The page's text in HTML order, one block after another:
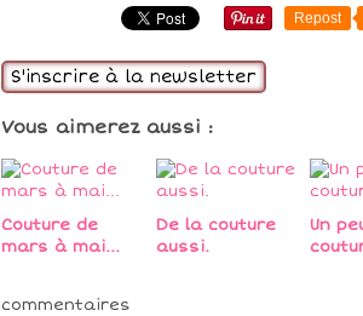
Repost
S'inscrire à la newsletter
Vous aimerez aussi :
Couture de
mars à mai...
De la couture
aussi.
Un
commentaires